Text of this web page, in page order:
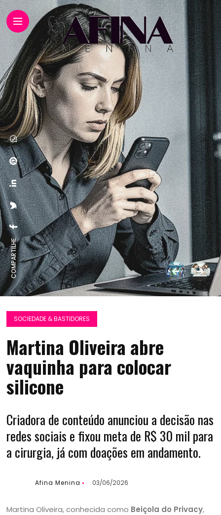
COMPARTILHE:
SOCIEDADE & BASTIDORES
Martina Oliveira abre
vaquinha para colocar
silicone
Criadora de conteúdo anunciou a decisão nas
redes sociais e fixou meta de R$ 30 mil para
a cirurgia, já com doações em andamento.
Afina Menina 03/06/2026
Martina Oliveira, conhecida como Beiçola do Privacy,